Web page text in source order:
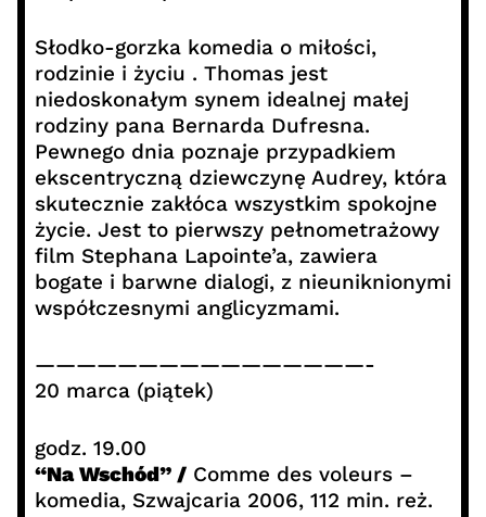
Słodko-gorzka komedia o miłości,
rodzinie i życiu . Thomas jest
niedoskonałym synem idealnej małej
rodziny pana Bernarda Dufresna.
Pewnego dnia poznaje przypadkiem
ekscentryczną dziewczynę Audrey, która
skutecznie zakłóca wszystkim spokojne
życie. Jest to pierwszy pełnometrażowy
film Stephana Lapointe’a, zawiera
bogate i barwne dialogi, z nieuniknionymi
współczesnymi anglicyzmami.
————————————————-
20 marca (piątek)
godz. 19.00
“Na Wschód” /Comme des voleurs –
komedia, Szwajcaria 2006, 112 min. reż.